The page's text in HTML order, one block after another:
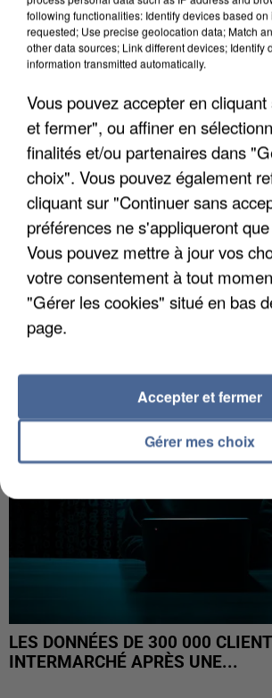
UNE TOURISTE DE L’OISE
LES DONNÉES DE 300 000
INTERMARCHÉ APRÈS UNE...
following functionalities: Identify devices based
requested; Use precise geolocation data; Match
other data sources; Link different devices; Identify
information transmitted automatically.
Vous pouvez accepter en
et fermer", ou affiner en
finalités et/ou partenaires dans
choix". Vous pouvez également
cliquant sur "Continuer sans
préférences ne s'appliqueront
Vous pouvez mettre à jour vos
votre consentement à tout
"Gérer les cookies" situé en bas
page.
Gérer mes choix
Accepter et fermer